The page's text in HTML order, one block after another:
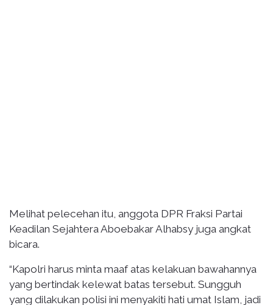
Melihat pelecehan itu, anggota DPR Fraksi Partai
Keadilan Sejahtera Aboebakar Alhabsy juga angkat
bicara.
“Kapolri harus minta maaf atas kelakuan bawahannya
yang bertindak kelewat batas tersebut. Sungguh
yang dilakukan polisi ini menyakiti hati umat Islam, jadi